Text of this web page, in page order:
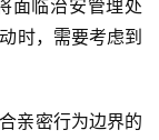
面临治安管理处
时，需要考虑到
亲密行为边界的